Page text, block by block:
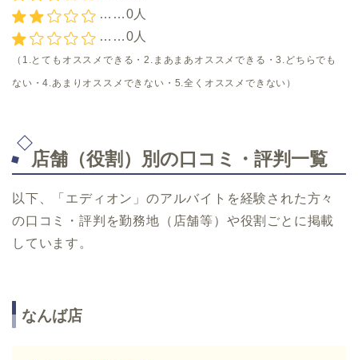
……0人
……0人
（1.とてもオススメできる・2.まあまあオススメできる・3.どちらでも
ない・4.あまりオススメできない・5.全くオススメできない）
店舗（役割）別の口コミ・評判一覧
以下、「エディオン」のアルバイトを経験された方々
の口コミ・評判を勤務地（店舗等）や役割ごとに掲載
しています。
なんば店